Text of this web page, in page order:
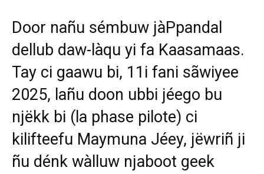
Door nañu sémbuw jàPpandal
dellub daw-làqu yi fa Kaasamaas.
Tay ci gaawu bi, 11i fani sãwiyee
2025, lañu doon ubbi jéego bu
njëkk bi (la phase pilote) ci
kilifteefu Maymuna Jéey, jëwriñ ji
ñu dénk wàlluw njaboot geek